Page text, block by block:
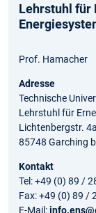
Lehrstuhl für
Prof. Hamacher
Adresse
Technische
Lehrstuhl für
Lichtenbergstr. 4a
85748 Garching
Kontakt
Tel: +49 (0) 89 /
Fax: +49 (0) 89 /
E-Mail: